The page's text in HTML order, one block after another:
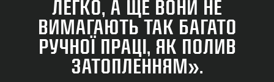
ЛЕГКО, А ЩЕ ВОНИ НЕ
ВИМАГАЮТЬ ТАК БАГАТО
РУЧНОЇ ПРАЦІ, ЯК ПОЛИВ
ЗАТОПЛЕННЯМ».